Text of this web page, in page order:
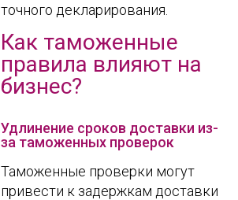
точного декларирования.
Как таможенные
правила влияют на
бизнес?
Удлинение сроков доставки из-
за таможенных проверок
Таможенные проверки могут
привести к задержкам доставки